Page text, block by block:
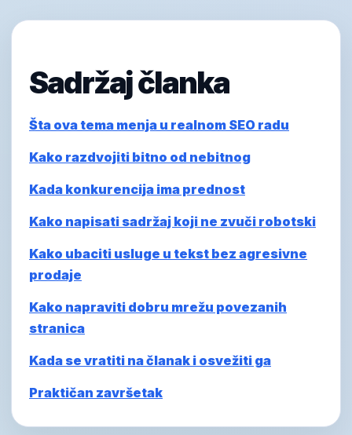
Sadržaj članka
Šta ova tema menja u realnom SEO radu
Kako razdvojiti bitno od nebitnog
Kada konkurencija ima prednost
Kako napisati sadržaj koji ne zvuči robotski
Kako ubaciti usluge u tekst bez agresivne
prodaje
Kako napraviti dobru mrežu povezanih
stranica
Kada se vratiti na članak i osvežiti ga
Praktičan završetak